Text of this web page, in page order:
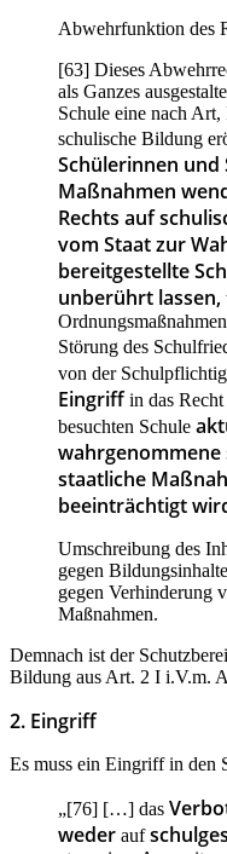
Abwehrfunktion des
[63] Dieses
als Ganzes
Schule eine nach
schulische Bildung
Schülerinnen und
Maßnahmen
Rechts auf
vom Staat zur
bereitgestellte
unberührt lassen,
Störung des
von der
Eingriffin das
besuchten Schule
wahrgenommene
staatliche
beeinträchtigt
Umschreibung des
gegen
gegen Verhinderung
Maßnahmen.
Demnach ist der
Bildung aus Art. 2 I i.V.m.
2. Eingriff
Es muss ein Eingriff in den
„[76] […] das
weder auf